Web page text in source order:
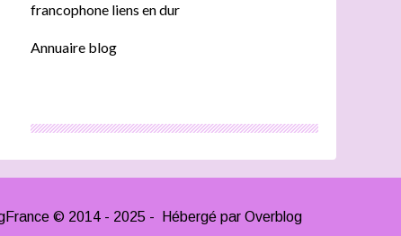
francophone liens en dur
Annuaire blog
© 2014 - 2025 - Hébergé par Overblog